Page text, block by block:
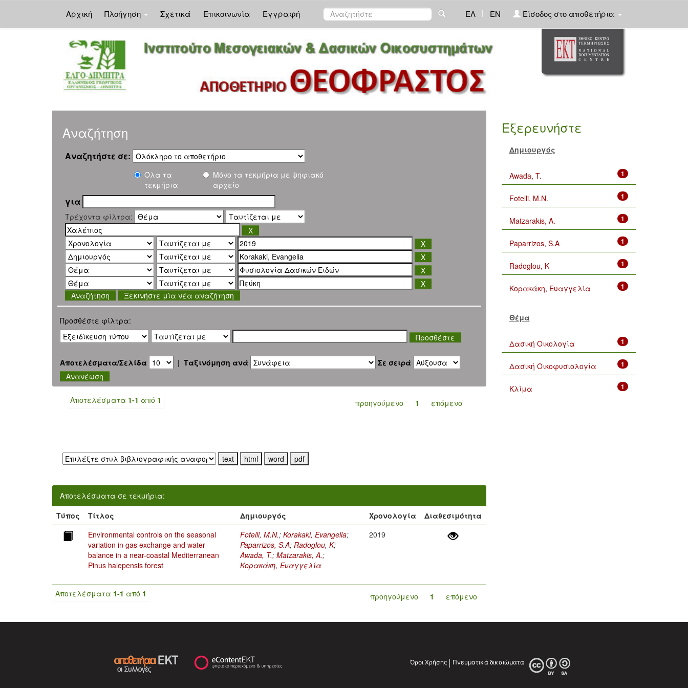
Αρχική Πλοήγηση Σχετικά Επικοινωνία Εγγραφή ΕΛ | EN Είσοδος στο αποθετήριο:
Αναζήτηση
Αναζητήστε σε:
Όλα τα
τεκμήρια
Μόνο τα τεκμήρια με ψηφιακό
αρχείο
για
Τρέχοντα φίλτρα:
Ξεκινήστε μία νέα αναζήτηση
Προσθέστε φίλτρα:
Αποτελέσματα/Σελίδα | Ταξινόμηση ανά Σε σειρά
Αποτελέσματα 1-1 από 1 προηγούμενο 1 επόμενο
Αποτελέσματα σε τεκμήρια:
Τύπος
Τίτλος Δημιουργός Χρονολογία
Διαθεσιμότητα
Environmental controls on the seasonal
variation in gas exchange and water
balance in a near-coastal Mediterranean
Pinus halepensis forest
Fotelli, M.N.;Korakaki, Evangelia;
Paparrizos, S.A;Radoglou, K;
Awada, T.;Matzarakis, A.;
Κορακάκη, Ευαγγελία
2019
Αποτελέσματα 1-1 από 1 προηγούμενο 1 επόμενο
Εξερευνήστε
Δημιουργός
1
Awada, T.
1
Fotelli, M.N.
1
Matzarakis, A.
1
Paparrizos, S.A
1
Radoglou, K
1
Κορακάκη, Ευαγγελία
Θέμα
1
Δασική Οικολογία
1
Δασική Οικοφυσιολογία
1
Κλίμα